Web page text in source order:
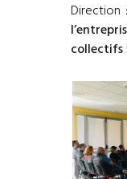
Direction :
collectifs!